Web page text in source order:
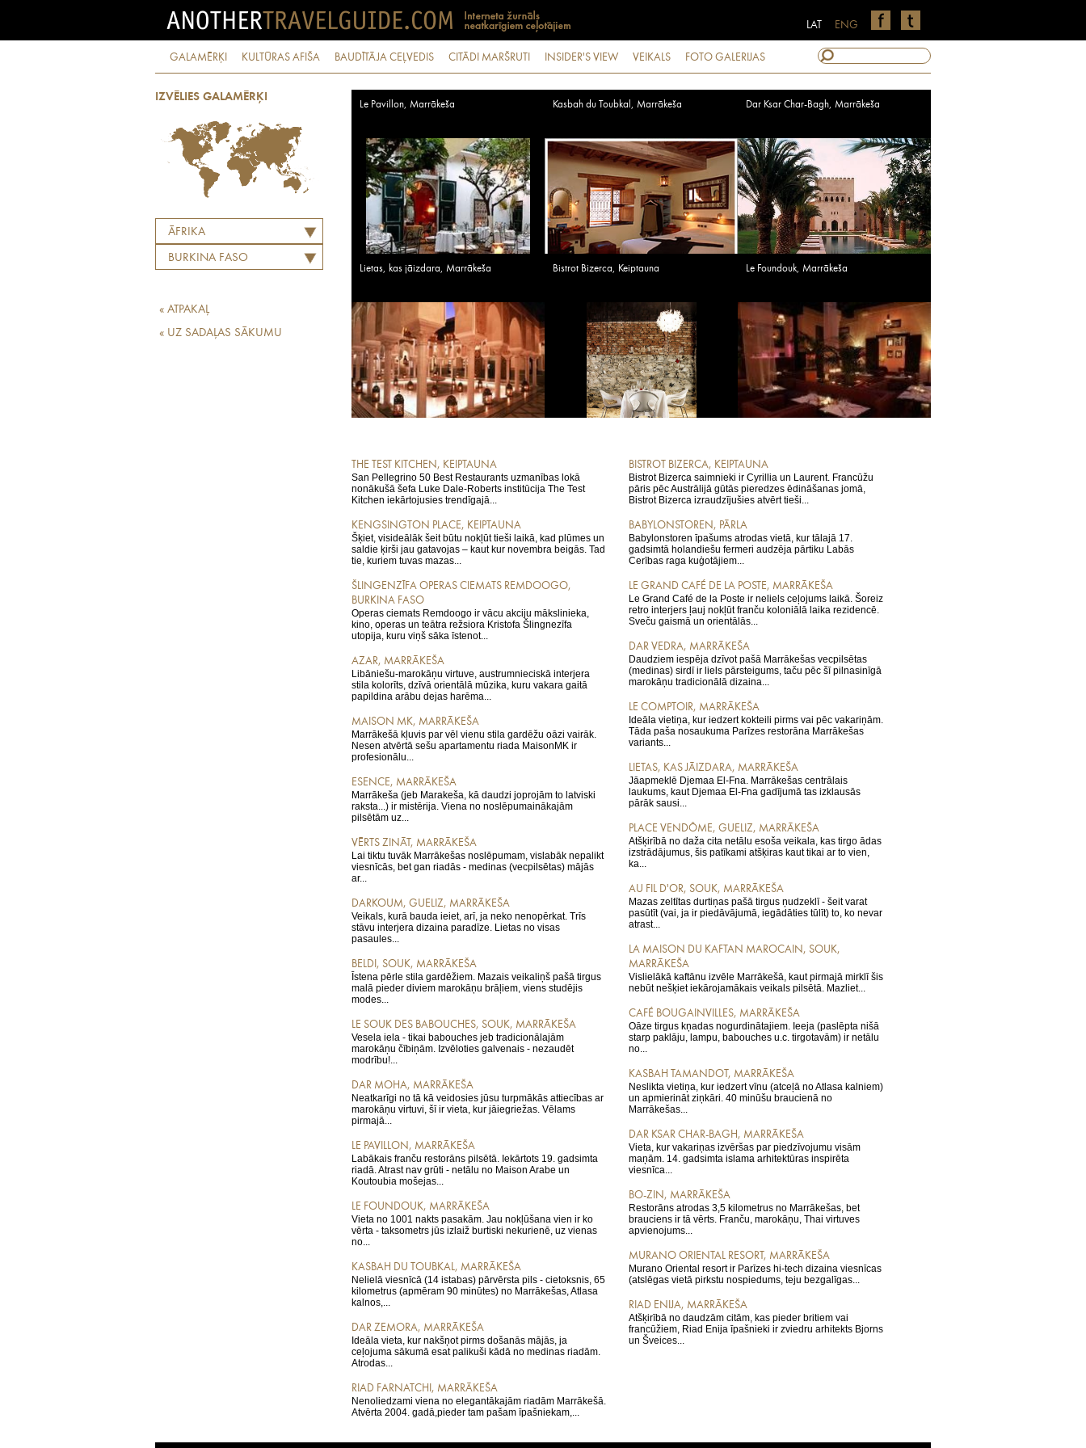
ENG
LAT
GALAMĒRĶI KULTŪRAS AFIŠA BAUDĪTĀJA CEĻVEDIS CITĀDI MARŠRUTI INSIDER'S VIEW VEIKALS FOTO GALERIJAS
IZVĒLIES GALAMĒRĶI
ĀFRIKA
BURKINA FASO
« ATPAKAĻ
« UZ SADAĻAS SĀKUMU
Le Pavillon, Marrākeša Kasbah du Toubkal, Marrākeša Dar Ksar Char-Bagh, Marrākeša
Lietas, kas jāizdara, Marrākeša Bistrot Bizerca, Keiptauna Le Foundouk, Marrākeša
THE TEST KITCHEN, KEIPTAUNA
San Pellegrino 50 Best Restaurants uzmanības lokā
nonākušā šefa Luke Dale-Roberts institūcija The Test
Kitchen iekārtojusies trendīgajā...
KENGSINGTON PLACE, KEIPTAUNA
Šķiet, visideālāk šeit būtu nokļūt tieši laikā, kad plūmes un
saldie ķirši jau gatavojas – kaut kur novembra beigās. Tad
tie, kuriem tuvas mazas...
ŠLINGENZĪFA OPERAS CIEMATS REMDOOGO,
BURKINA FASO
Operas ciemats Remdoogo ir vācu akciju mākslinieka,
kino, operas un teātra režsiora Kristofa Šlingnezīfa
utopija, kuru viņš sāka īstenot...
AZAR, MARRĀKEŠA
Libāniešu-marokāņu virtuve, austrumnieciskā interjera
stila kolorīts, dzīvā orientālā mūzika, kuru vakara gaitā
papildina arābu dejas harēma...
MAISON MK, MARRĀKEŠA
Marrākešā kļuvis par vēl vienu stila gardēžu oāzi vairāk.
Nesen atvērtā sešu apartamentu riada MaisonMK ir
profesionālu...
ESENCE, MARRĀKEŠA
Marrākeša (jeb Marakeša, kā daudzi joprojām to latviski
raksta...) ir mistērija. Viena no noslēpumainākajām
pilsētām uz...
VĒRTS ZINĀT, MARRĀKEŠA
Lai tiktu tuvāk Marrākešas noslēpumam, vislabāk nepalikt
viesnīcās, bet gan riadās - medinas (vecpilsētas) mājās
ar...
DARKOUM, GUELIZ, MARRĀKEŠA
Veikals, kurā bauda ieiet, arī, ja neko nenopērkat. Trīs
stāvu interjera dizaina paradīze. Lietas no visas
pasaules...
BELDI, SOUK, MARRĀKEŠA
Īstena pērle stila gardēžiem. Mazais veikaliņš pašā tirgus
malā pieder diviem marokāņu brāļiem, viens studējis
modes...
LE SOUK DES BABOUCHES, SOUK, MARRĀKEŠA
Vesela iela - tikai babouches jeb tradicionālajām
marokāņu čībiņām. Izvēloties galvenais - nezaudēt
modrību!...
DAR MOHA, MARRĀKEŠA
Neatkarīgi no tā kā veidosies jūsu turpmākās attiecības ar
marokāņu virtuvi, šī ir vieta, kur jāiegriežas. Vēlams
pirmajā...
LE PAVILLON, MARRĀKEŠA
Labākais franču restorāns pilsētā. Iekārtots 19. gadsimta
riadā. Atrast nav grūti - netālu no Maison Arabe un
Koutoubia mošejas...
LE FOUNDOUK, MARRĀKEŠA
Vieta no 1001 nakts pasakām. Jau nokļūšana vien ir ko
vērta - taksometrs jūs izlaiž burtiski nekurienē, uz vienas
no...
KASBAH DU TOUBKAL, MARRĀKEŠA
Nelielā viesnīcā (14 istabas) pārvērsta pils - cietoksnis, 65
kilometrus (apmēram 90 minūtes) no Marrākešas, Atlasa
kalnos,...
DAR ZEMORA, MARRĀKEŠA
Ideāla vieta, kur nakšņot pirms došanās mājās, ja
ceļojuma sākumā esat palikuši kādā no medinas riadām.
Atrodas...
RIAD FARNATCHI, MARRĀKEŠA
Nenoliedzami viena no elegantākajām riadām Marrākešā.
Atvērta 2004. gadā,pieder tam pašam īpašniekam,...
BISTROT BIZERCA, KEIPTAUNA
Bistrot Bizerca saimnieki ir Cyrillia un Laurent. Francūžu
pāris pēc Austrālijā gūtās pieredzes ēdināšanas jomā,
Bistrot Bizerca izraudzījušies atvērt tieši...
BABYLONSTOREN, PĀRLA
Babylonstoren īpašums atrodas vietā, kur tālajā 17.
gadsimtā holandiešu fermeri audzēja pārtiku Labās
Cerības raga kuģotājiem...
LE GRAND CAFÉ DE LA POSTE, MARRĀKEŠA
Le Grand Café de la Poste ir neliels ceļojums laikā. Šoreiz
retro interjers ļauj nokļūt franču koloniālā laika rezidencē.
Sveču gaismā un orientālās...
DAR VEDRA, MARRĀKEŠA
Daudziem iespēja dzīvot pašā Marrākešas vecpilsētas
(medinas) sirdī ir liels pārsteigums, taču pēc šī pilnasinīgā
marokāņu tradicionālā dizaina...
LE COMPTOIR, MARRĀKEŠA
Ideāla vietiņa, kur iedzert kokteili pirms vai pēc vakariņām.
Tāda paša nosaukuma Parīzes restorāna Marrākešas
variants...
LIETAS, KAS JĀIZDARA, MARRĀKEŠA
Jāapmeklē Djemaa El-Fna. Marrākešas centrālais
laukums, kaut Djemaa El-Fna gadījumā tas izklausās
pārāk sausi...
PLACE VENDÔME, GUELIZ, MARRĀKEŠA
Atšķirībā no daža cita netālu esoša veikala, kas tirgo ādas
izstrādājumus, šis patīkami atšķiras kaut tikai ar to vien,
ka...
AU FIL D'OR, SOUK, MARRĀKEŠA
Mazas zeltītas durtiņas pašā tirgus ņudzeklī - šeit varat
pasūtīt (vai, ja ir piedāvājumā, iegādāties tūlīt) to, ko nevar
atrast...
LA MAISON DU KAFTAN MAROCAIN, SOUK,
MARRĀKEŠA
Vislielākā kaftānu izvēle Marrākešā, kaut pirmajā mirklī šis
nebūt nešķiet iekārojamākais veikals pilsētā. Mazliet...
CAFÉ BOUGAINVILLES, MARRĀKEŠA
Oāze tirgus kņadas nogurdinātajiem. Ieeja (paslēpta nišā
starp paklāju, lampu, babouches u.c. tirgotavām) ir netālu
no...
KASBAH TAMANDOT, MARRĀKEŠA
Neslikta vietiņa, kur iedzert vīnu (atceļā no Atlasa kalniem)
un apmierināt ziņkāri. 40 minūšu braucienā no
Marrākešas...
DAR KSAR CHAR-BAGH, MARRĀKEŠA
Vieta, kur vakariņas izvēršas par piedzīvojumu visām
maņām. 14. gadsimta islama arhitektūras inspirēta
viesnīca...
BO-ZIN, MARRĀKEŠA
Restorāns atrodas 3,5 kilometrus no Marrākešas, bet
brauciens ir tā vērts. Franču, marokāņu, Thai virtuves
apvienojums...
MURANO ORIENTAL RESORT, MARRĀKEŠA
Murano Oriental resort ir Parīzes hi-tech dizaina viesnīcas
(atslēgas vietā pirkstu nospiedums, teju bezgalīgas...
RIAD ENIJA, MARRĀKEŠA
Atšķirībā no daudzām citām, kas pieder britiem vai
francūžiem, Riad Enija īpašnieki ir zviedru arhitekts Bjorns
un Šveices...